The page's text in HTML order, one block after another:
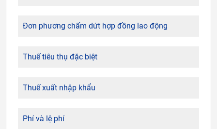
Đơn phương chấm dứt hợp đồng lao động
Thuế tiêu thụ đặc biệt
Thuế xuất nhập khẩu
Phí và lệ phí